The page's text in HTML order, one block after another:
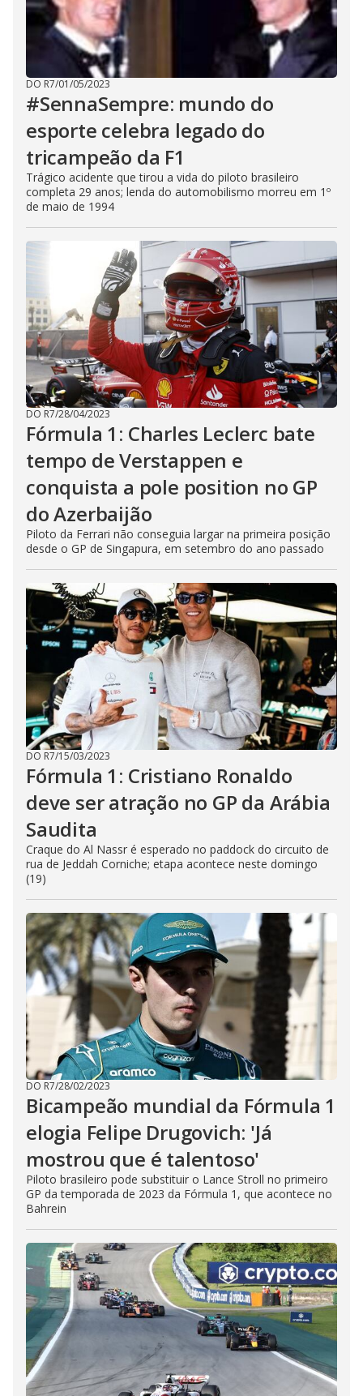
DO R7/01/05/2023
#SennaSempre: mundo do
esporte celebra legado do
tricampeão da F1
Trágico acidente que tirou a vida do piloto brasileiro
completa 29 anos; lenda do automobilismo morreu em 1º
de maio de 1994
DO R7/28/04/2023
Fórmula 1: Charles Leclerc bate
tempo de Verstappen e
conquista a pole position no GP
do Azerbaijão
Piloto da Ferrari não conseguia largar na primeira posição
desde o GP de Singapura, em setembro do ano passado
DO R7/15/03/2023
Fórmula 1: Cristiano Ronaldo
deve ser atração no GP da Arábia
Saudita
Craque do Al Nassr é esperado no paddock do circuito de
rua de Jeddah Corniche; etapa acontece neste domingo
(19)
DO R7/28/02/2023
Bicampeão mundial da Fórmula 1
elogia Felipe Drugovich: 'Já
mostrou que é talentoso'
Piloto brasileiro pode substituir o Lance Stroll no primeiro
GP da temporada de 2023 da Fórmula 1, que acontece no
Bahrein